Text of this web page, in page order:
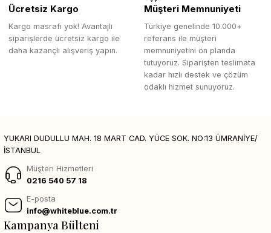
Ücretsiz Kargo
Kargo masrafı yok! Avantajlı
siparişlerde ücretsiz kargo ile
daha kazançlı alışveriş yapın.
Müşteri Memnuniyeti
Türkiye genelinde 10.000+
referans ile müşteri
memnuniyetini ön planda
tutuyoruz. Siparişten teslimata
kadar hızlı destek ve çözüm
odaklı hizmet sunuyoruz.
YUKARI DUDULLU MAH. 18 MART CAD. YÜCE SOK. NO:13 ÜMRANİYE/
İSTANBUL
Müşteri Hizmetleri
0216 540 57 18
E-posta
info@whiteblue.com.tr
Kampanya Bülteni